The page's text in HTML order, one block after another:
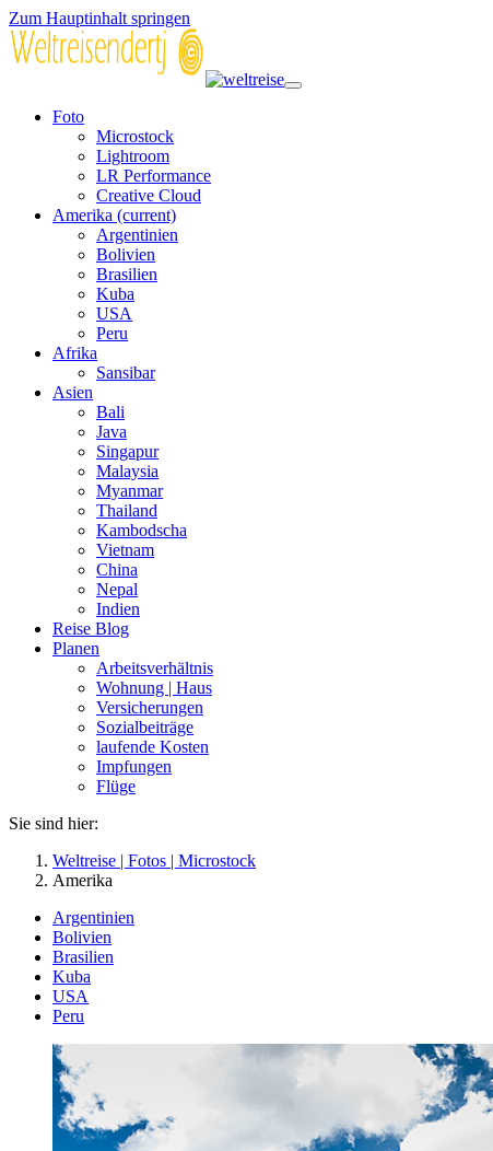
Zum Hauptinhalt springen
Foto
Microstock
Lightroom
LR Performance
Creative Cloud
Amerika (current)
Argentinien
Bolivien
Brasilien
Kuba
USA
Peru
Afrika
Sansibar
Asien
Bali
Java
Singapur
Malaysia
Myanmar
Thailand
Kambodscha
Vietnam
China
Nepal
Indien
Reise Blog
Planen
Arbeitsverhältnis
Wohnung | Haus
Versicherungen
Sozialbeiträge
laufende Kosten
Impfungen
Flüge
Sie sind hier:
Weltreise | Fotos | Microstock
Amerika
Argentinien
Bolivien
Brasilien
Kuba
USA
Peru